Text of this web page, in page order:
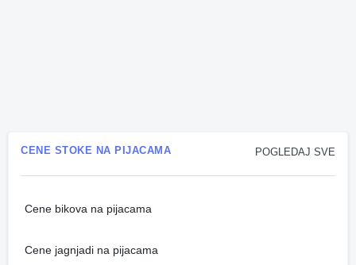
POGLEDAJ SVE
CENE STOKE NA PIJACAMA
Cene bikova na pijacama
Cene jagnjadi na pijacama